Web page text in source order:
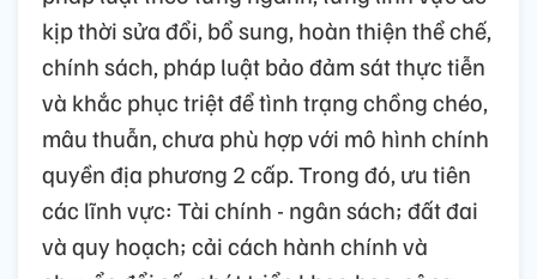
kịp thời sửa đổi, bổ sung, hoàn thiện thể chế,
chính sách, pháp luật bảo đảm sát thực tiễn
và khắc phục triệt để tình trạng chồng chéo,
mâu thuẫn, chưa phù hợp với mô hình chính
quyền địa phương 2 cấp. Trong đó, ưu tiên
các lĩnh vực: Tài chính - ngân sách; đất đai
và quy hoạch; cải cách hành chính và